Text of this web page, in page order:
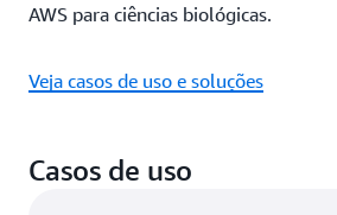
AWS para ciências biológicas.
Veja casos de uso e soluções
Casos de uso